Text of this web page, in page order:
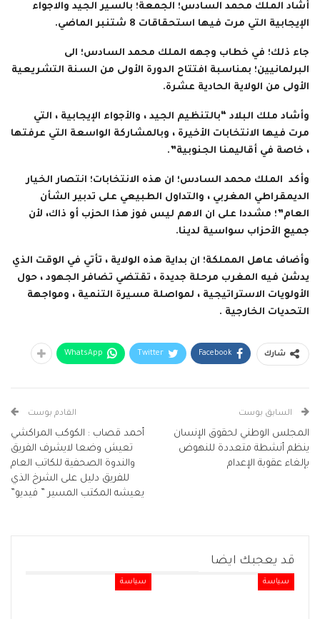
أشاد الملك محمد السادس؛ الجمعة؛ بالسير الجيد والاجواء
الإيجابية التي مرت فيها استحقاقات 8 شتنبر الماضي.
جاء ذلك؛ في خطاب وجهه الملك محمد السادس؛ الى
البرلمانيين؛ بمناسبة افتتاح الدورة الأولى من السنة التشريعية
الأولى من الولاية الحادية عشرة.
وأشاد ملك البلاد “بالتنظيم الجيد ، والأجواء الإيجابية ، التي
مرت فيها الانتخابات الأخيرة ، وبالمشاركة الواسعة التي عرفتها
، خاصة في أقاليمنا الجنوبية”.
وأكد الملك محمد السادس؛ ان هذه الانتخابات؛ انتصار الخيار
الديمقراطي المغربي ، والتداول الطبيعي على تدبير الشأن
العام”؛ مشددا على ان الاهم ليس فوز هذا الحزب أو ذاك، لأن
جميع الأحزاب سواسية لدينا.
وأضاف عاهل المملكة؛ ان بداية هذه الولاية ، تأتي في الوقت الذي
يدشن فيه المغرب مرحلة جديدة ، تقتضي تضافر الجهود ، حول
الأولويات الاستراتيجية ، لمواصلة مسيرة التنمية ، ومواجهة
التحديات الخارجية .
شارك Facebook
Twitter
WhatsApp
السابق بوست
المجلس الوطني لحقوق الإنسان
ينظم أنشطة متعددة للنهوض
بإلغاء عقوبة الإعدام
القادم بوست
أحمد قصاب : الكوكب المراكشي
تعيش وضعا لايشرف الفريق
والندوة الصحفية للكاتب العام
للفريق دليل على الشرخ الذي
يعيشه المكتب المسير ” فيديو”
قد يعجبك ايضا
سياسة سياسة